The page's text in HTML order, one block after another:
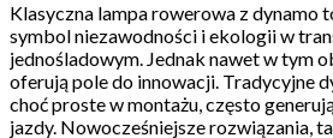
Klasyczna lampa rowerowa z dynamo
symbol niezawodności i ekologii w
jednośladowym. Jednak nawet w tym
oferują pole do innowacji. Tradycyjne
choć proste w montażu, często
jazdy. Nowocześniejsze rozwiązania,